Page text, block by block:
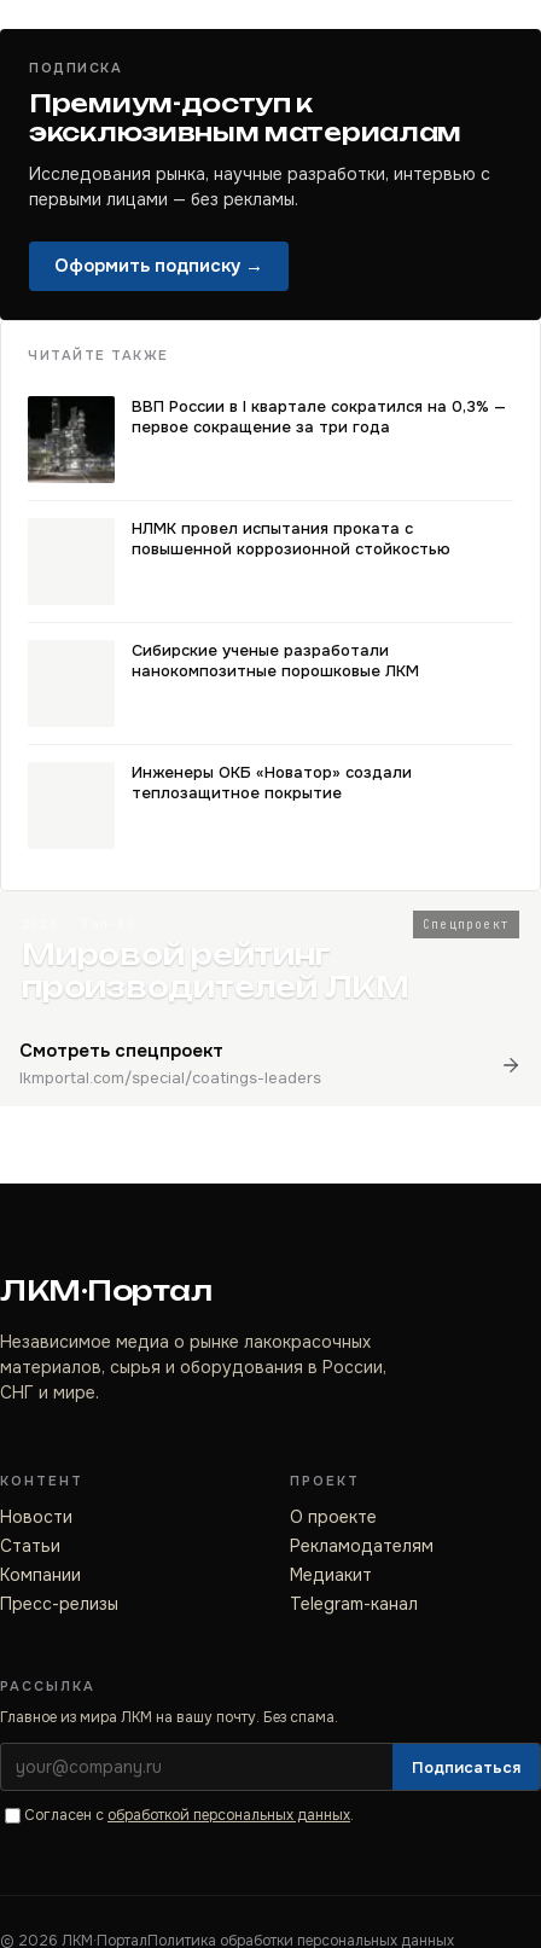
ПОДПИСКА
Премиум-доступ к
эксклюзивным материалам
Исследования рынка, научные разработки, интервью с
первыми лицами — без рекламы.
Оформить подписку →
ЧИТАЙТЕ ТАКЖЕ
ВВП России в I квартале сократился на 0,3% —
первое сокращение за три года
НЛМК провел испытания проката с
повышенной коррозионной стойкостью
Сибирские ученые разработали
нанокомпозитные порошковые ЛКМ
Инженеры ОКБ «Новатор» создали
теплозащитное покрытие
Спецпроект
Мировой рейтинг
производителей ЛКМ
Смотреть спецпроект
lkmportal.com/special/coatings-leaders
ЛКМ·Портал
Независимое медиа о рынке лакокрасочных
материалов, сырья и оборудования в России,
СНГ и мире.
КОНТЕНТ
Новости
Статьи
Компании
Пресс-релизы
ПРОЕКТ
О проекте
Рекламодателям
Медиакит
Telegram-канал
РАССЫЛКА
Главное из мира ЛКМ на вашу почту. Без спама.
Подписаться
Согласен с обработкой персональных данных.
© 2026 ЛКМ·ПорталПолитика обработки персональных данных